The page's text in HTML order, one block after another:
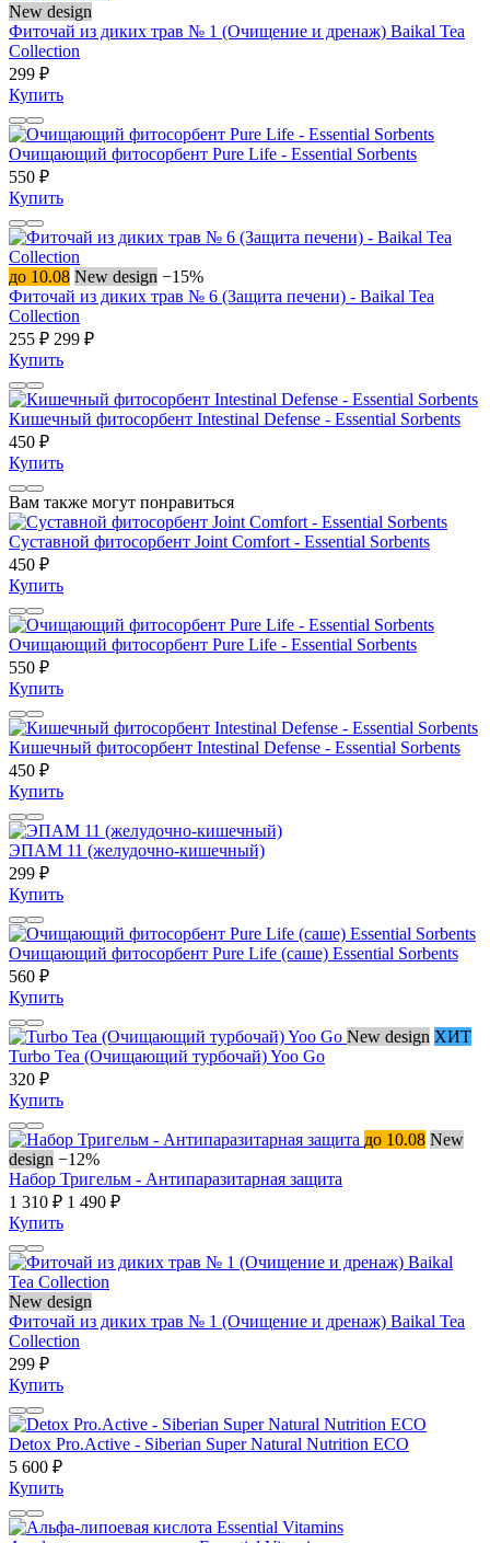
New design
Фиточай из диких трав № 1 (Очищение и дренаж) Baikal Tea
Collection
299 ₽
Купить
Очищающий фитосорбент Pure Life - Essential Sorbents
550 ₽
Купить
до 10.08 New design −15%
Фиточай из диких трав № 6 (Защита печени) - Baikal Tea
Collection
255 ₽ 299 ₽
Купить
Кишечный фитосорбент Intestinal Defense - Essential Sorbents
450 ₽
Купить
Вам также могут понравиться
Суставной фитосорбент Joint Comfort - Essential Sorbents
450 ₽
Купить
Очищающий фитосорбент Pure Life - Essential Sorbents
550 ₽
Купить
Кишечный фитосорбент Intestinal Defense - Essential Sorbents
450 ₽
Купить
ЭПАМ 11 (желудочно-кишечный)
299 ₽
Купить
Очищающий фитосорбент Pure Life (саше) Essential Sorbents
560 ₽
Купить
New design ХИТ
Turbo Tea (Очищающий турбочай) Yoo Gо
320 ₽
Купить
до 10.08 New
design −12%
Набор Тригельм - Антипаразитарная защита
1 310 ₽ 1 490 ₽
Купить
New design
Фиточай из диких трав № 1 (Очищение и дренаж) Baikal Tea
Collection
299 ₽
Купить
Detox Pro.Active - Siberian Super Natural Nutrition ECO
5 600 ₽
Купить